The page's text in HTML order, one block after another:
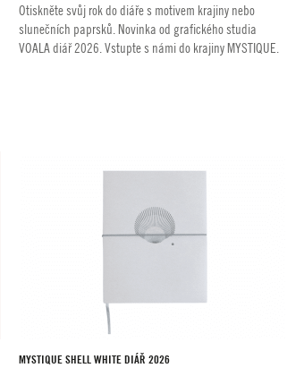
490,00 Kč
až
Otiskněte svůj rok do diáře s motivem krajiny nebo
slunečních paprsků. Novinka od grafického studia
VOALA diář 2026. Vstupte s námi do krajiny MYSTIQUE.
MYSTIQUE SHELL WHITE DIÁŘ 2026